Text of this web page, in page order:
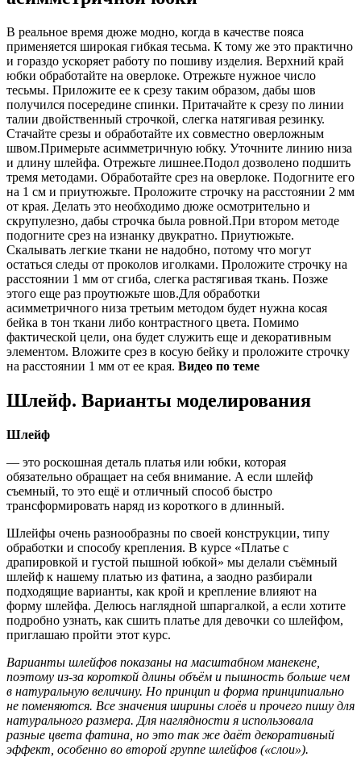
В реальное время дюже модно, когда в качестве пояса
применяется широкая гибкая тесьма. К тому же это практично
и гораздо ускоряет работу по пошиву изделия. Верхний край
юбки обработайте на оверлоке. Отрежьте нужное число
тесьмы. Приложите ее к срезу таким образом, дабы шов
получился посередине спинки. Притачайте к срезу по линии
талии двойственный строчкой, слегка натягивая резинку.
Стачайте срезы и обработайте их совместно оверложным
швом.Примерьте асимметричную юбку. Уточните линию низа
и длину шлейфа. Отрежьте лишнее.Подол дозволено подшить
тремя методами. Обработайте срез на оверлоке. Подогните его
на 1 см и приутюжьте. Проложите строчку на расстоянии 2 мм
от края. Делать это необходимо дюже осмотрительно и
скрупулезно, дабы строчка была ровной.При втором методе
подогните срез на изнанку двукратно. Приутюжьте.
Скалывать легкие ткани не надобно, потому что могут
остаться следы от проколов иголками. Проложите строчку на
расстоянии 1 мм от сгиба, слегка растягивая ткань. Позже
этого еще раз проутюжьте шов.Для обработки
асимметричного низа третьим методом будет нужна косая
бейка в тон ткани либо контрастного цвета. Помимо
фактической цели, она будет служить еще и декоративным
элементом. Вложите срез в косую бейку и проложите строчку
на расстоянии 1 мм от ее края. Видео по теме
Шлейф. Варианты моделирования
Шлейф
— это роскошная деталь платья или юбки, которая
обязательно обращает на себя внимание. А если шлейф
съемный, то это ещё и отличный способ быстро
трансформировать наряд из короткого в длинный.
Шлейфы очень разнообразны по своей конструкции, типу
обработки и способу крепления. В курсе «Платье с
драпировкой и густой пышной юбкой» мы делали съёмный
шлейф к нашему платью из фатина, а заодно разбирали
подходящие варианты, как крой и крепление влияют на
форму шлейфа. Делюсь наглядной шпаргалкой, а если хотите
подробно узнать, как сшить платье для девочки со шлейфом,
приглашаю пройти этот курс.
Варианты шлейфов показаны на масштабном манекене,
поэтому из-за короткой длины объём и пышность больше чем
в натуральную величину. Но принцип и форма принципиально
не поменяются. Все значения ширины слоёв и прочего пишу для
натурального размера. Для наглядности я использовала
разные цвета фатина, но это так же даёт декоративный
эффект, особенно во второй группе шлейфов («слои»).